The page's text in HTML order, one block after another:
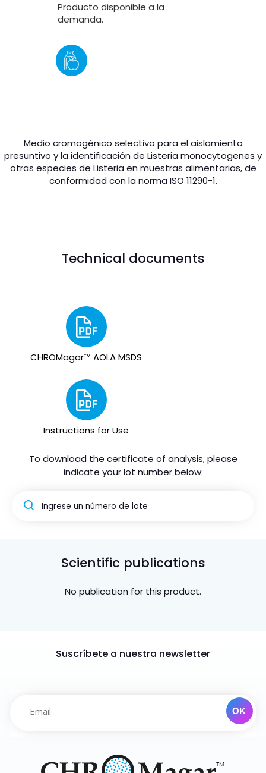
Producto disponible a la
demanda.
Medio cromogénico selectivo para el aislamiento
presuntivo y la identificación de Listeria monocytogenes y
otras especies de Listeria en muestras alimentarias, de
conformidad con la norma ISO 11290-1.
Technical documents
CHROMagar™ AOLA MSDS
Instructions for Use
To download the certificate of analysis, please
indicate your lot number below:
Scientific publications
No publication for this product.
Suscríbete a nuestra newsletter